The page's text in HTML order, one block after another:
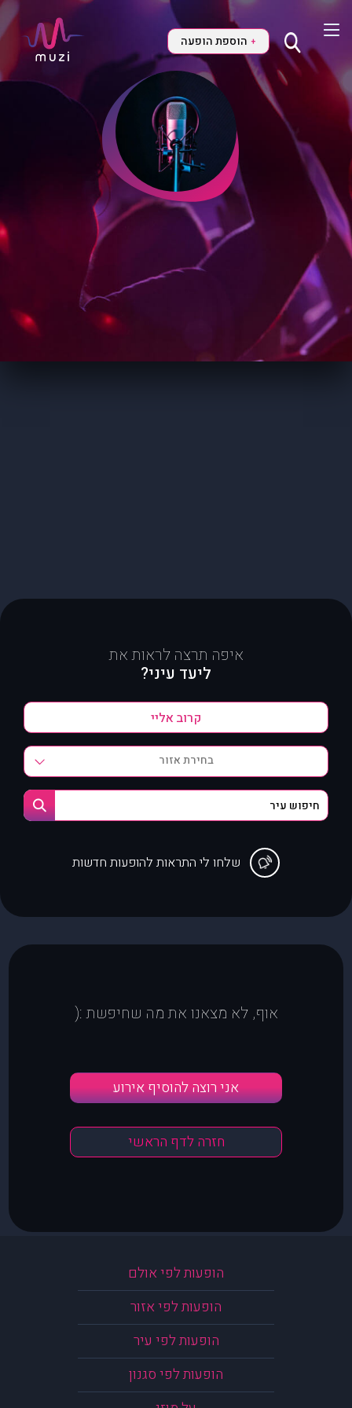
+ הוספת הופעה
איפה תרצה לראות את
ליעד עיני?
בחירת אזור
שלחו לי התראות להופעות חדשות
אוף, לא מצאנו את מה שחיפשת :(
אני רוצה להוסיף אירוע
חזרה לדף הראשי
הופעות לפי אולם
הופעות לפי אזור
הופעות לפי עיר
הופעות לפי סגנון